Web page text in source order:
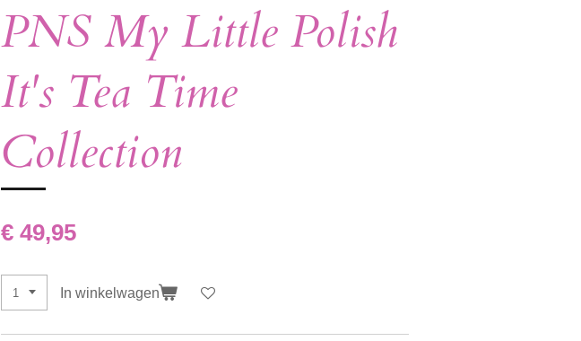
PNS My Little Polish
It's Tea Time
Collection
€ 49,95
In winkelwagen